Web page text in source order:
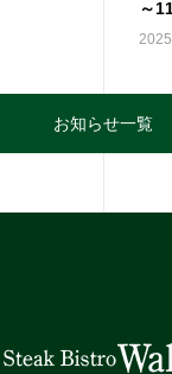
～
お知らせ一覧